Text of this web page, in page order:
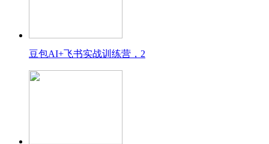
豆包AI+飞书实战训练营，2